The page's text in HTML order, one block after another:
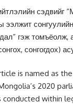
сэдвийг
гэж томъёолж,
сонгогдох)
is named as
2020
within